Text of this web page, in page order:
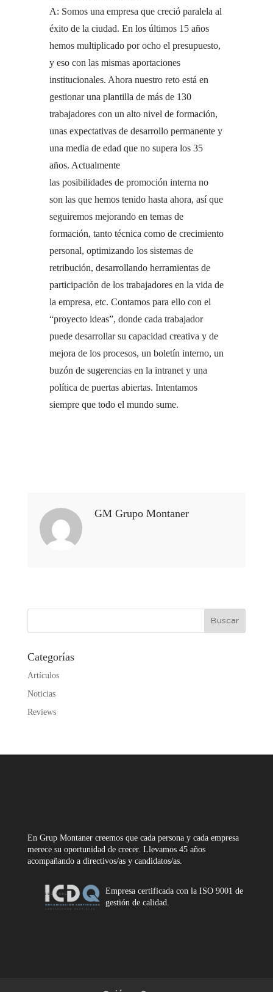
A: Somos una empresa que creció paralela al
éxito de la ciudad. En los últimos 15 años
hemos multiplicado por ocho el presupuesto,
y eso con las mismas aportaciones
institucionales. Ahora nuestro reto está en
gestionar una plantilla de más de 130
trabajadores con un alto nivel de formación,
unas expectativas de desarrollo permanente y
una media de edad que no supera los 35
años. Actualmente
las posibilidades de promoción interna no
son las que hemos tenido hasta ahora, así que
seguiremos mejorando en temas de
formación, tanto técnica como de crecimiento
personal, optimizando los sistemas de
retribución, desarrollando herramientas de
participación de los trabajadores en la vida de
la empresa, etc. Contamos para ello con el
“proyecto ideas”, donde cada trabajador
puede desarrollar su capacidad creativa y de
mejora de los procesos, un boletín interno, un
buzón de sugerencias en la intranet y una
política de puertas abiertas. Intentamos
siempre que todo el mundo sume.
GM Grupo Montaner
Buscar
Categorías
Artículos
Noticias
Reviews
En Grup Montaner creemos que cada persona y cada empresa
merece su oportunidad de crecer. Llevamos 45 años
acompañando a directivos/as y candidatos/as.
Empresa certificada con la ISO 9001 de
gestión de calidad.